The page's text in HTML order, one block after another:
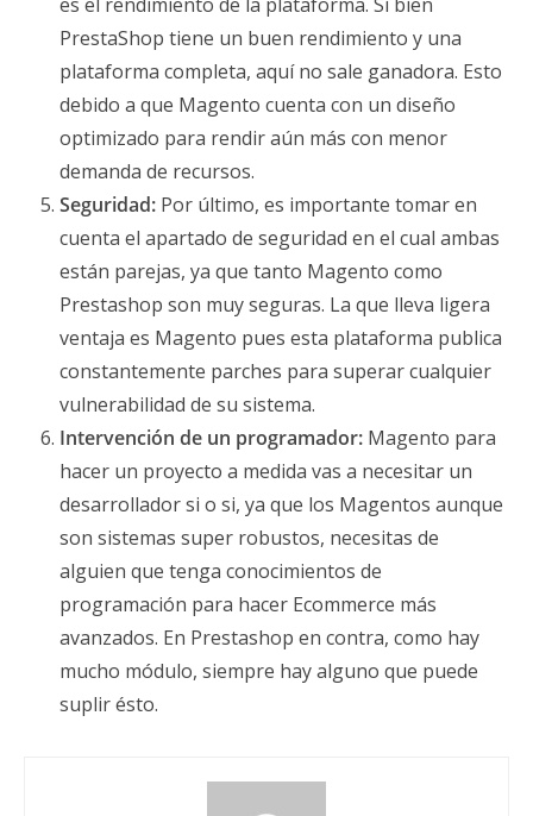
PrestaShop tiene un buen rendimiento y una
plataforma completa, aquí no sale ganadora. Esto
debido a que Magento cuenta con un diseño
optimizado para rendir aún más con menor
demanda de recursos.
Seguridad: Por último, es importante tomar en
cuenta el apartado de seguridad en el cual ambas
están parejas, ya que tanto Magento como
Prestashop son muy seguras. La que lleva ligera
ventaja es Magento pues esta plataforma publica
constantemente parches para superar cualquier
vulnerabilidad de su sistema.
Intervención de un programador: Magento para
hacer un proyecto a medida vas a necesitar un
desarrollador si o si, ya que los Magentos aunque
son sistemas super robustos, necesitas de
alguien que tenga conocimientos de
programación para hacer Ecommerce más
avanzados. En Prestashop en contra, como hay
mucho módulo, siempre hay alguno que puede
suplir ésto.